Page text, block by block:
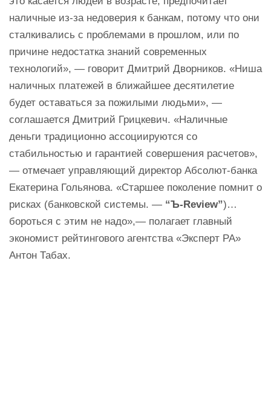
наличные из-за недоверия к банкам, потому что они
сталкивались с проблемами в прошлом, или по
причине недостатка знаний современных
технологий», — говорит Дмитрий Дворников. «Ниша
наличных платежей в ближайшее десятилетие
будет оставаться за пожилыми людьми», —
соглашается Дмитрий Грицкевич. «Наличные
деньги традиционно ассоциируются со
стабильностью и гарантией совершения расчетов»,
— отмечает управляющий директор Абсолют-банка
Екатерина Гольянова. «Старшее поколение помнит о
рисках (банковской системы. — “Ъ-Review”)…
бороться с этим не надо»,— полагает главный
экономист рейтингового агентства «Эксперт РА»
Антон Табах.